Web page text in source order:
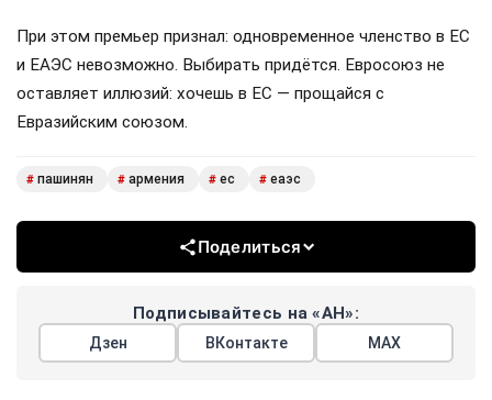
При этом премьер признал: одновременное членство в ЕС
и ЕАЭС невозможно. Выбирать придётся. Евросоюз не
оставляет иллюзий: хочешь в ЕС — прощайся с
Евразийским союзом.
# пашинян # армения # ес # еаэс
Поделиться
Подписывайтесь на «АН»:
Дзен ВКонтакте МАХ